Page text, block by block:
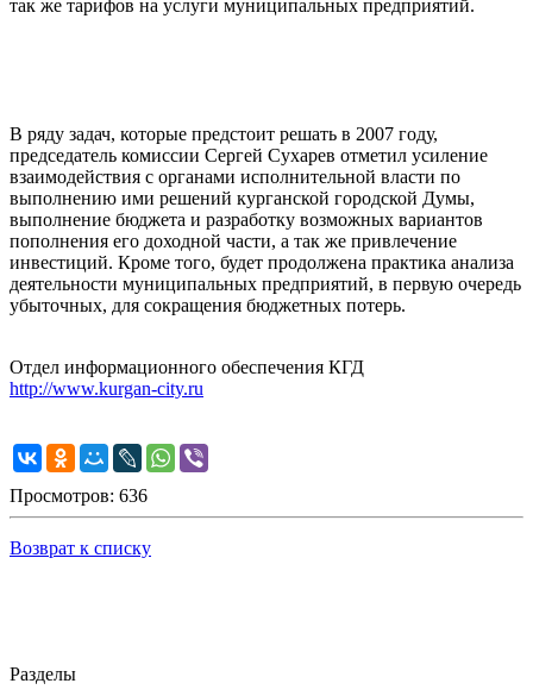
так же тарифов на услуги муниципальных предприятий.
В ряду задач, которые предстоит решать в 2007 году,
председатель комиссии Сергей Сухарев отметил усиление
взаимодействия с органами исполнительной власти по
выполнению ими решений курганской городской Думы,
выполнение бюджета и разработку возможных вариантов
пополнения его доходной части, а так же привлечение
инвестиций. Кроме того, будет продолжена практика анализа
деятельности муниципальных предприятий, в первую очередь
убыточных, для сокращения бюджетных потерь.
Отдел информационного обеспечения КГД
http://www.kurgan-city.ru
Просмотров: 636
Возврат к списку
Разделы